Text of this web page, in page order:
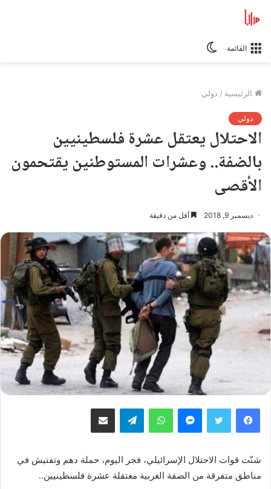
القائمة
الرئيسية / دولي
دولي
الاحتلال يعتقل عشرة فلسطينيين
بالضفة.. وعشرات المستوطنين يقتحمون
الأقصى
ديسمبر 9, 2018 أقل من دقيقة
فيسبوك تويتر ماسنجر واتساب تيلقرام مشاركة عبر البريد
شنّت قوات الاحتلال الإسرائيلي، فجر اليوم، حملة دهم وتفتيش في
مناطق متفرقة من الضفة الغربية معتقلة عشرة فلسطينيين..